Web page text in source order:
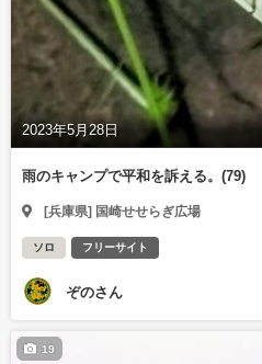
2023年5月28日
雨のキャンプで平和を訴える。(79)
[兵庫県] 国崎せせらぎ広場
ソロ フリーサイト
ぞのさん
19